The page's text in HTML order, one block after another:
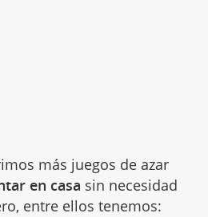
más juegos de azar
en casa sin necesidad
entre ellos tenemos: